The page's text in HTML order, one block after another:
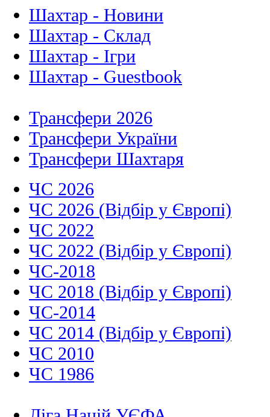
Шахтар - Новини
Шахтар - Склад
Шахтар - Ігри
Шахтар - Guestbook
Трансфери 2026
Трансфери України
Трансфери Шахтаря
ЧС 2026
ЧС 2026 (Відбір у Європі)
ЧС 2022
ЧС 2022 (Відбір у Європі)
ЧС-2018
ЧС 2018 (Відбір у Європі)
ЧС-2014
ЧС 2014 (Відбір у Європі)
ЧС 2010
ЧС 1986